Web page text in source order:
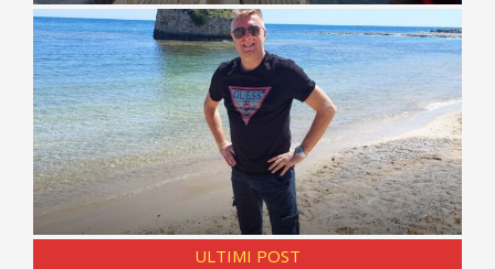
ULTIMI POST